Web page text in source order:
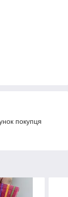
покупця